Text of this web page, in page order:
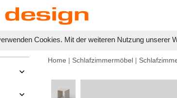
Cookies. Mit der weiteren Nutzung unserer
Home | Schlafzimmermöbel |